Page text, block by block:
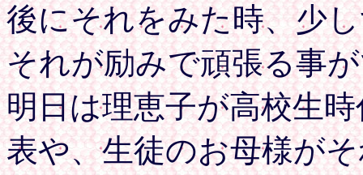
後にそれをみた時、少
それが励みで頑張る事
明日は理恵子が高校生
表や、生徒のお母様が